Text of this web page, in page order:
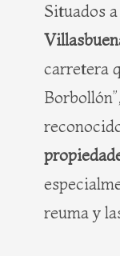
Situados
carretera
reuma y